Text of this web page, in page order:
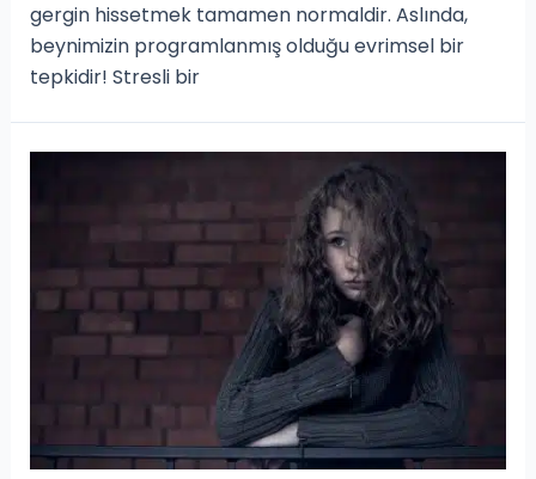
gergin hissetmek tamamen normaldir. Aslında,
beynimizin programlanmış olduğu evrimsel bir
tepkidir! Stresli bir